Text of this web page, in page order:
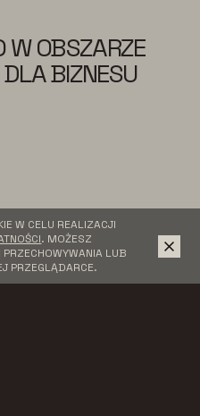
W OBSZARZE
BIZNESU
W CELU REALIZACJI
. MOŻESZ
LUB
PRZEGLĄDARCE.